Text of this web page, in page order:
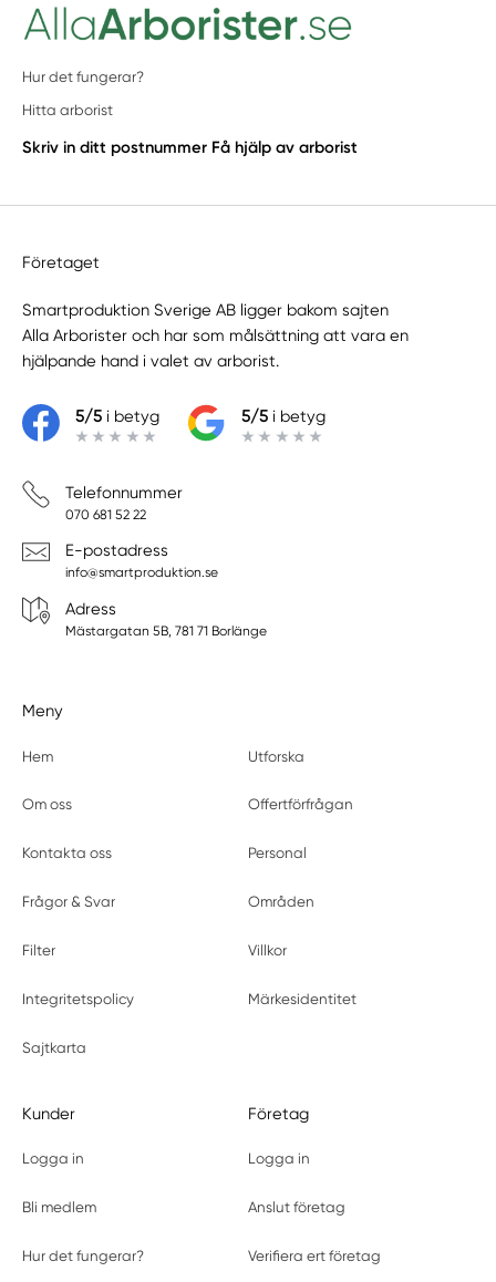
Hur det fungerar?
Hitta arborist
Skriv in ditt postnummer Få hjälp av arborist
Företaget
Smartproduktion Sverige AB ligger bakom sajten
Alla Arborister och har som målsättning att vara en
hjälpande hand i valet av arborist.
5/5i betyg 5/5i betyg
Telefonnummer
070 681 52 22
E-postadress
info@smartproduktion.se
Adress
Mästargatan 5B, 781 71 Borlänge
Meny
Hem Utforska
Om oss Offertförfrågan
Kontakta oss Personal
Frågor & Svar Områden
Filter Villkor
Integritetspolicy Märkesidentitet
Sajtkarta
Kunder
Logga in
Bli medlem
Hur det fungerar?
Företag
Logga in
Anslut företag
Verifiera ert företag